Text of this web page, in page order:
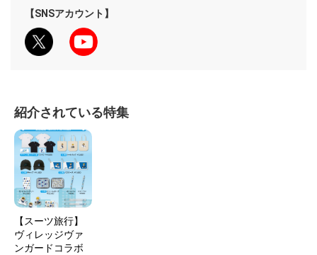
【SNSアカウント】
紹介されている特集
【スーツ旅行】
ヴィレッジヴァ
ンガードコラボ